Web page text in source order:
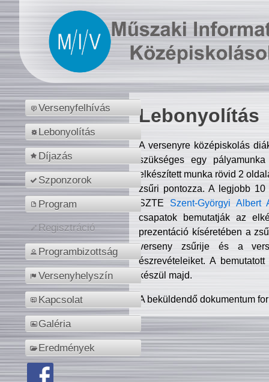
Versenyfelhívás
Lebonyolítás
Díjazás
Szponzorok
Program
Regisztráció
Programbizottság
Versenyhelyszín
Kapcsolat
Galéria
Eredmények
Lebonyolítás
A versenyre középiskolás
szükséges egy
elkészített munka rövid 2
zsűri pontozza. A legjobb
SZTE Szent-Györgyi Albert
csapatok bemutatják az
prezentáció kíséretében a
verseny zsűrije és a
észrevételeiket. A
készül majd.
A beküldendő dokumentum